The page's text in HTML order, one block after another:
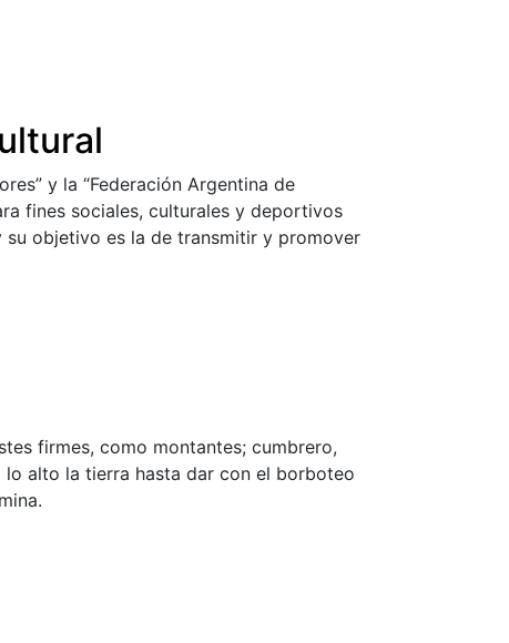
y la “Federación Argentina de
fines sociales, culturales y deportivos
objetivo es la de transmitir y promover
firmes, como montantes; cumbrero,
alto la tierra hasta dar con el borboteo